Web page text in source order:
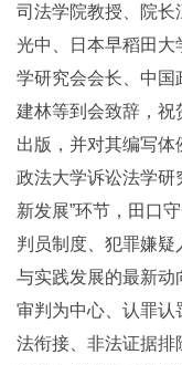
司法学院教授、院长
光中、日本早稻田大
学研究会会长、中国
建林等到会致辞，祝
出版，并对其编写体
政法大学诉讼法学研
新发展”环节，田口
判员制度、犯罪嫌
与实践发展的最新动
审判为中心、认罪认
法衔接、非法证据排